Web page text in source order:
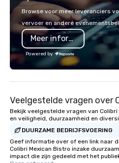
country with a focus on superb
lodging, food and wine. We also
a Monterey Bay Trek.
Browse voor meer leveranciers
vervoer en andere
Meer informatie
Powered by
Veelgestelde vragen over
Bekijk veelgestelde vragen van
en veiligheid, duurzaamheid en
DUURZAME BEDRIJFSVOERING
Geef informatie over of een link naar
Colibri Mexican Bistro inzake
impact die zijn gedeeld met het